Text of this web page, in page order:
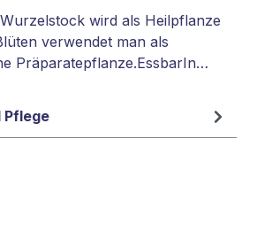
wird als Heilpflanze
verwendet man als
Präparatepflanze.EssbarIn…
Pflege